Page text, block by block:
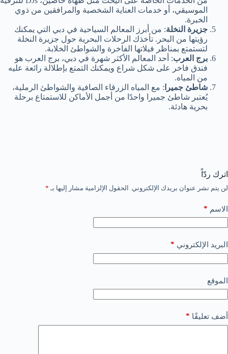
الموسيقي، أو خدمات العناية الشخصية والمرافقين من ذوي
الخبرة.
جزيرة النخلة: من أبرز المعالم السياحية في دبي التي يمكنك
رؤيتها من البحر. تأخذك الرحلات البحرية حول جزيرة النخلة
لتستمتع بمناظر فيلاتها الفاخرة والشواطئ الخلابة.
برج العرب: أحد المعالم الأكثر شهرة في دبي، برج العرب هو
فندق فاخر على شكل شراع ويمكنك التمتع بإطلالة رائعة عليه
من المياه.
شاطئ جميرا : مع المياه الزرقاء الصافية والشواطئ الرملية،
يُعتبر شاطئ جميرا واحدًا من أجمل الأماكن للاستمتاع برحلة
بحرية هادئة.
اترك ردّاً
لن يتم نشر عنوان بريدك الإلكتروني. الحقول الإلزامية مشار إليها بـ *
الاسم *
البريد الإلكتروني *
الموقع
أضف تعليقًا *